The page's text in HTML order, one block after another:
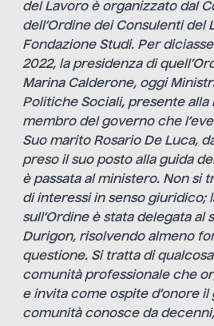
del Lavoro è organizzato dal
dell’Ordine dei Consulenti del
Fondazione Studi. Per
2022, la presidenza di
Marina Calderone, oggi
Politiche Sociali, presente alla
membro del governo che
Suo marito Rosario De Luca,
preso il suo posto alla guida
è passata al ministero. Non si
di interessi in senso giuridico;
sull’Ordine è stata delegata al
Durigon, risolvendo almeno
questione. Si tratta di
comunità professionale che
e invita come ospite d’onore
comunità conosce da